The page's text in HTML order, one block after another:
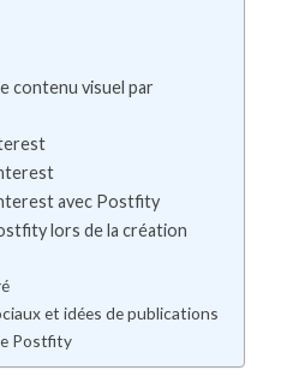
contenu visuel par
avec Postfity
lors de la création
et idées de publications
Postfity